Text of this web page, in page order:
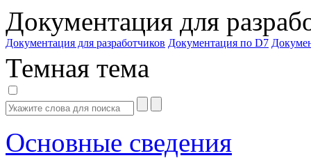
Документация для
Документация для разработчиков Документация по D7
Темная тема
Основные сведения